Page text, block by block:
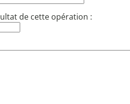
de cette opération :